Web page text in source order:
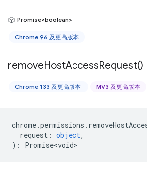
Promise<boolean>
Chrome 96 及更高版本
removeHostAccessRequest()
Chrome 133 及更高版本 MV3 及更高版本
chrome.permissions .
request : object,
) : Promise<void>